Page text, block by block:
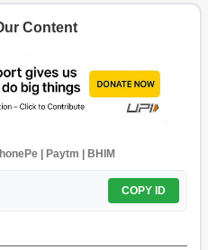
Content
| Paytm | BHIM
COPY ID